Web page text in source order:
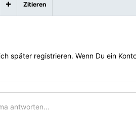
Zitieren
später registrieren. Wenn Du ein
antworten...